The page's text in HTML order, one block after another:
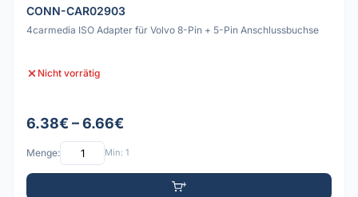
CONN-CAR02903
4carmedia ISO Adapter für Volvo 8-Pin + 5-Pin Anschlussbuchse
Nicht vorrätig
6.38€ – 6.66€
Menge: Min: 1